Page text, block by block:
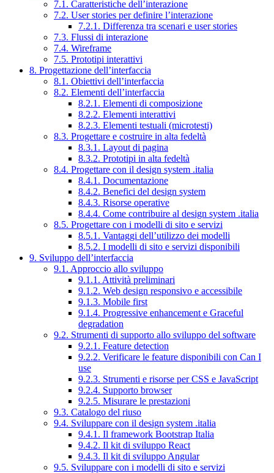
7.1. Caratteristiche dell’interazione
7.2. User stories per definire l’interazione
7.2.1. Differenza tra scenari e user stories
7.3. Flussi di interazione
7.4. Wireframe
7.5. Prototipi interattivi
8. Progettazione dell’interfaccia
8.1. Obiettivi dell’interfaccia
8.2. Elementi dell’interfaccia
8.2.1. Elementi di composizione
8.2.2. Elementi interattivi
8.2.3. Elementi testuali (microtesti)
8.3. Progettare e costruire in alta fedeltà
8.3.1. Layout di pagina
8.3.2. Prototipi in alta fedeltà
8.4. Progettare con il design system .italia
8.4.1. Documentazione
8.4.2. Benefici del design system
8.4.3. Risorse operative
8.4.4. Come contribuire al design system .italia
8.5. Progettare con i modelli di sito e servizi
8.5.1. Vantaggi dell’utilizzo dei modelli
8.5.2. I modelli di sito e servizi disponibili
9. Sviluppo dell’interfaccia
9.1. Approccio allo sviluppo
9.1.1. Attività preliminari
9.1.2. Web design responsivo e accessibile
9.1.3. Mobile first
9.1.4. Progressive enhancement e Graceful
degradation
9.2. Strumenti di supporto allo sviluppo del software
9.2.1. Feature detection
9.2.2. Verificare le feature disponibili con Can I
use
9.2.3. Strumenti e risorse per CSS e JavaScript
9.2.4. Supporto browser
9.2.5. Misurare le prestazioni
9.3. Catalogo del riuso
9.4. Sviluppare con il design system .italia
9.4.1. Il framework Bootstrap Italia
9.4.2. Il kit di sviluppo React
9.4.3. Il kit di sviluppo Angular
9.5. Sviluppare con i modelli di sito e servizi